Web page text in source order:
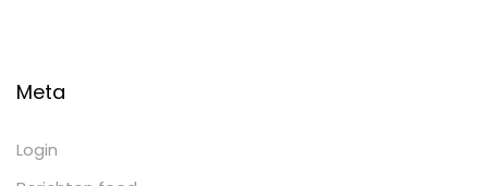
Meta
Login